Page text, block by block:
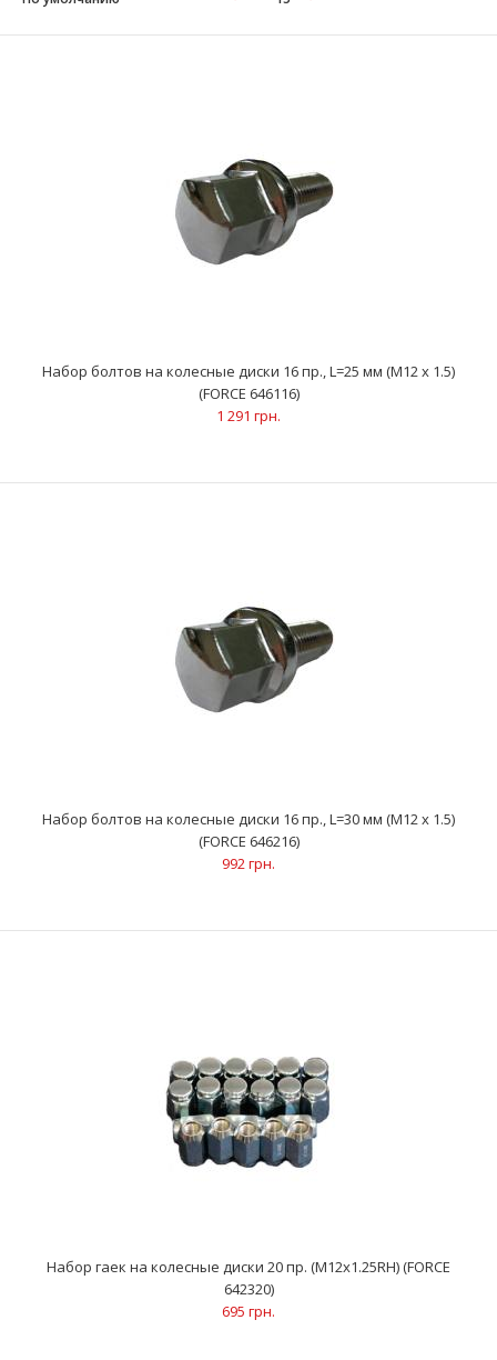
Набор болтов на колесные диски 16 пр., L=25 мм (M12 x 1.5)
(FORCE 646116)
1 291 грн.
(FORCE 646216)
M12x1.5, L = 30 мм..
Набор болтов на колесные диски 16 пр., L=25 мм (M12 x 1.5)
(FORCE 646116)
1 291 грн.
Набор болтов на колесные диски 16 пр., L=30 мм (M12 x 1.5)
(FORCE 646216)
992 грн.
Набор гаек на колесные диски 20 пр. (М12х1.25RH) (FORCE
642320)
695 грн.